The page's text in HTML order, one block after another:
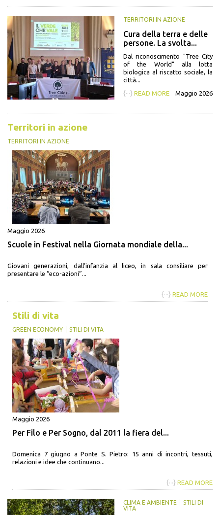
TERRITORI IN AZIONE
Cura della terra e delle
persone. La svolta...
Dal riconoscimento "Tree City
of the World" alla lotta
biologica al riscatto sociale, la
città...
{···} READ MORE Maggio 2026
Territori in azione
TERRITORI IN AZIONE
Maggio 2026
Scuole in Festival nella Giornata mondiale della...
Giovani generazioni, dall’infanzia al liceo, in sala consiliare per
presentare le “eco-azioni”...
{···} READ MORE
Stili di vita
GREEN ECONOMY STILI DI VITA
Maggio 2026
Per Filo e Per Sogno, dal 2011 la fiera del...
Domenica 7 giugno a Ponte S. Pietro: 15 anni di incontri, tessuti,
relazioni e idee che continuano...
{···} READ MORE
CLIMA E AMBIENTE
STILI DI
VITA